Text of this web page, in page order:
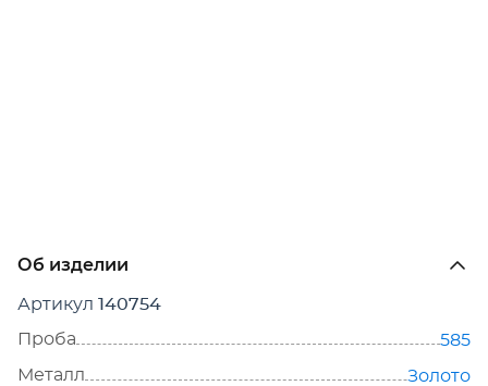
Об изделии
Артикул 140754
Проба
585
Металл
Золото